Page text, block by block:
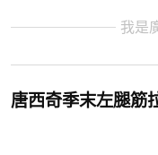
我是
唐西奇季末左腿